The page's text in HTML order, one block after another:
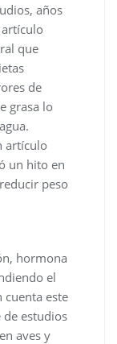
años
que
de
grasa lo
artículo
un hito en
peso
hormona
el
cuenta este
de estudios
aves y